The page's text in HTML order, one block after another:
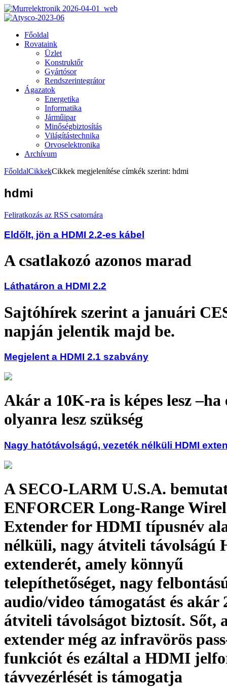
Főoldal
Rovataink
Üzlet
Konstruktőr
Gyártósor
Rendszerintegrátor
Ágazatok
Energetika
Informatika
Járműipar
Minőségbiztosítás
Világítástechnika
Orvoselektronika
Archívum
FőoldalCikkekCikkek megjelenítése címkék szerint: hdmi
hdmi
Feliratkozás az RSS csatornára
Eldőlt, jön a HDMI 2.2-es kábel
A csatlakozó azonos marad
Láthatáron a HDMI 2.2
Sajtóhírek szerint a januári
napján jelentik majd be.
Megjelent a HDMI 2.1 szabvány
Akár a 10K-ra is képes lesz –ha
olyanra lesz szükség
Nagy hatótávolságú, vezeték nélküli HDMI
A SECO-LARM U.S.A.
ENFORCER Long-Range
Extender for HDMI típusnév
nélküli, nagy átviteli távolságú
extenderét, amely könnyű
telepíthetőséget, nagy
audio/video támogatást és akár
átviteli távolságot biztosít. Sőt,
extender még az infravörös
funkciót és ezáltal a HDMI
távvezérlését is támogatja